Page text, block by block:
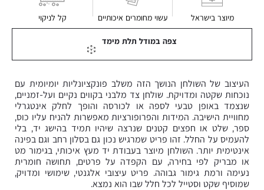
מיוצר בישראל עשוי מחומרים איכותיים קל לניקוי
צפה במודל תלת מימד
העיצוב של השולחן הנושך הזה משלב פונקציונליות יומיומית עם
נוכחות שקטה ומדויקת. שולחן צד מלבני בקווים נקיים ועל-זמניים,
שנצמד באופן טבעי לספה או לכורסה והופך לחלק אינטגרלי
מחוויית הישיבה. המידות והפרופורציות מאפשרות להניח עליו כוס,
ספר, שלט או חפצים קטנים שנרצה שיהיו תמיד בהישג יד, בלי
להעמיס על החלל. זהו פריט שמרגיש נכון גם בסלון רחב וגם בפינה
אינטימית יותר. השולחן מיוצר בעבודת יד מעץ איכותי, בגימור מט
או מבריק לפי בחירה, עם הקפדה על פרטים, תחושה חומרית
נעימה ורמת גימור גבוהה. פריט עיצובי אלגנטי, שימושי ומדויק,
שמוסיף שקט וסטייל לכל חלל שבו הוא נמצא.